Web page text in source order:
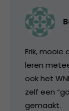
Erik,
leren
ook het
zelf een
gemaakt.